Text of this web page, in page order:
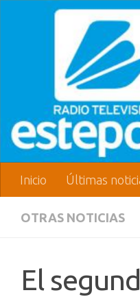
Inicio Últimas
OTRAS NOTICIAS
El